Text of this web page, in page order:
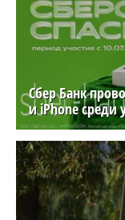
Сбер Банк
и iPhone среди